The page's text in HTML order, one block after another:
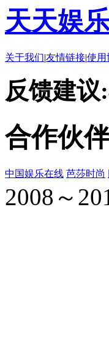
天天娱
关于我们|友情链接|使用
反馈建议:
合作伙
中国娱乐在线 芭莎时尚
2008～